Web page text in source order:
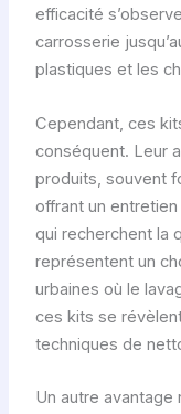
efficacité
carrosserie
plastiques et les
Cependant, ces
conséquent. Leur
produits, souvent
offrant un
qui recherchent la
représentent un
urbaines où le
ces kits se
techniques de
Un autre avantage